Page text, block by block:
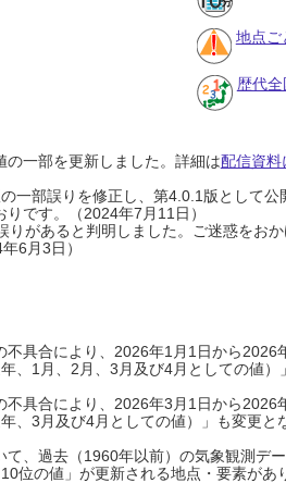
地点ご
歴代
一部を更新しました。詳細は配信資料
一部誤りを修正し、第4.0.1版として
りです。（2024年7月11日）
があると判明しました。ご迷惑をお
6月3日）
具合により、2026年1月1日から
、1月、2月、3月及び4月としての値）
具合により、2026年3月1日から
、3月及び4月としての値）」も変更
、過去（1960年以前）の気象観測デ
位の値」が更新される地点・要素があ